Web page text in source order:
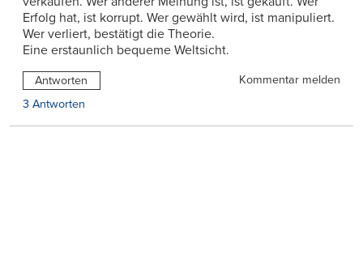
Erfolg hat, ist korrupt. Wer gewählt wird, ist manipuliert.
Wer verliert, bestätigt die Theorie.
Eine erstaunlich bequeme Weltsicht.
Antworten
Kommentar melden
3 Antworten